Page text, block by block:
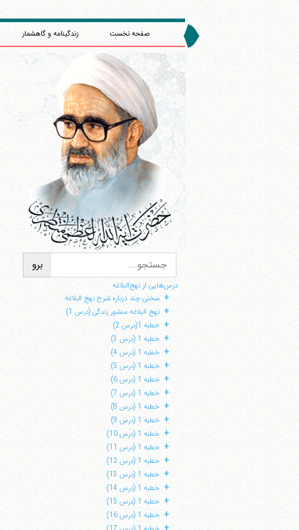
صفحه نخست زندگینامه و گاهشمار
درس‌هایی از نهج‌البلاغه
+ سخنی چند درباره شرح نهج البلاغه
+ نهج البلاغه منشور زندگی (درس 1)
+ خطبه 1(درس 2)
+ خطبه 1 (درس 3)
+ خطبه 1 (درس 4)
+ خطبه 1 (درس 5)
+ خطبه 1 (درس 6)
+ خطبه 1 (درس 7)
+ خطبه 1 (درس 8)
+ خطبه 1 (درس 9)
+ خطبه 1 (درس 10)
+ خطبه 1 (درس 11)
+ خطبه 1 (درس 12)
+ خطبه 1 (درس 13)
+ خطبه 1 (درس 14)
+ خطبه 1 (درس 15)
+ خطبه 1 (درس 16)